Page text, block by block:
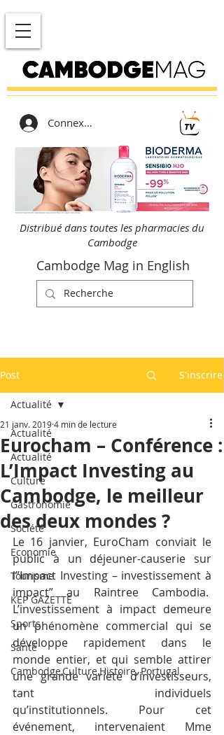
Connexion
Distribué dans toutes les pharmacies du
Cambodge
Cambodge Mag in English
Post S'inscrire
Actualité
Actualité
Culture
Gastronomie
Société
Economie
Tourisme
KEP GAZETTE
Sports
Santé
Cambodge,Culture,Histoire, Portugal
Actualité
Eurocham – Conférence :
L’Impact Investing au
Cambodge, le meilleur
des deux mondes ?
21 janv. 20194 min de lecture
Le 16 janvier, EuroCham conviait le
public à un déjeuner-causerie sur
l”Impact Investing – investissement à
impact” au Raintree Cambodia.
L’investissement à impact demeure
un phénomène commercial qui se
développe rapidement dans le
monde entier, et qui semble attirer
une grande variété d’investisseurs,
tant individuels
qu’institutionnels. Pour cet
événement, intervenaient Mme